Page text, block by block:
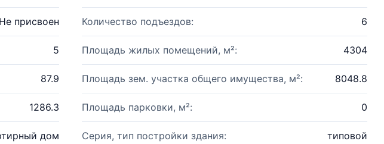
Не присвоен Количество подъездов: 6
5 Площадь жилых помещений, м²: 4304
87.9 Площадь зем. участка общего имущества, м²: 8048.8
1286.3 Площадь парковки, м²: 0
дом Серия, тип постройки здания: типовой